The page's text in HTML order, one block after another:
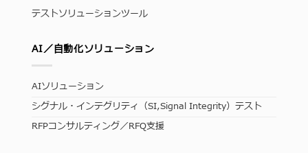
テストソリューションツール
AI／自動化ソリューション
AIソリューション
シグナル・インテグリティ（SI,Signal Integrity）テスト
RFPコンサルティング／RFQ支援